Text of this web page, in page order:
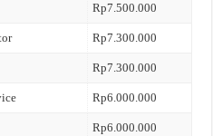
Rp7.500.000
Rp7.300.000
Rp7.300.000
Rp6.000.000
Rp6.000.000